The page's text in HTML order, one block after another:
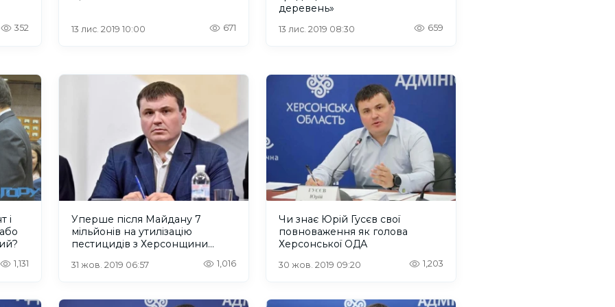
352 13 лис. 2019 10:00 671
деревень»
13 лис. 2019 08:30 659
і
1,131
Уперше після Майдану 7
мільйонів на утилізацію
пестицидів з Херсонщини
запідозрені у розкраданнях
31 жов. 2019 06:57 1,016
Чи знає Юрій Гусєв свої
повноваження як голова
Херсонської ОДА
30 жов. 2019 09:20 1,203